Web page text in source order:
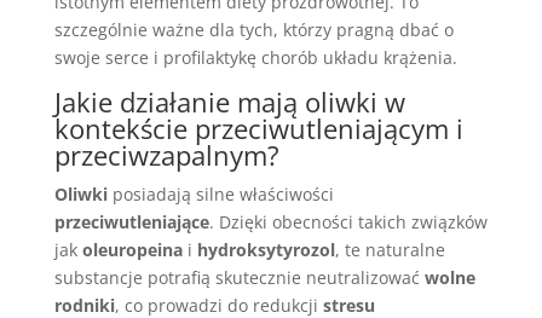
szczególnie ważne dla tych, którzy pragną dbać o
swoje serce i profilaktykę chorób układu krążenia.
Jakie działanie mają oliwki w
kontekście przeciwutleniającym i
przeciwzapalnym?
Oliwkiposiadają silne właściwości
przeciwutleniające. Dzięki obecności takich związków
jak oleuropeinai hydroksytyrozol, te naturalne
substancje potrafią skutecznie neutralizować wolne
rodniki, co prowadzi do redukcji stresu